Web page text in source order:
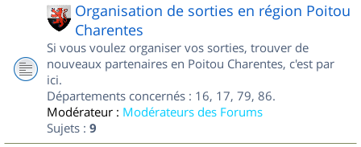
Organisation de sorties en région Poitou
Charentes
Si vous voulez organiser vos sorties, trouver de
nouveaux partenaires en Poitou Charentes, c'est par
ici.
Départements concernés : 16, 17, 79, 86.
Modérateur : Modérateurs des Forums
Sujets : 9